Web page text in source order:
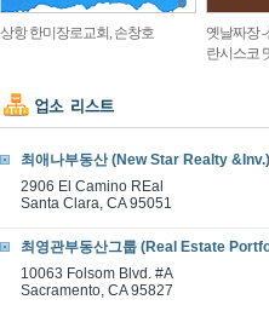
상항 한미장로교회, 손창호
옛날짜장
란시스코
최애나부동산 (New Star Realty &Inv.)
2906 El Camino REal
Santa Clara, CA 95051
최영관부동산그룹 (Real Estate
10063 Folsom Blvd. #A
Sacramento, CA 95827